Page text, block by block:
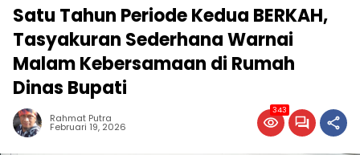
Satu Tahun Periode Kedua BERKAH,
Tasyakuran Sederhana Warnai
Malam Kebersamaan di Rumah
Dinas Bupati
Rahmat Putra
Februari 19, 2026
343